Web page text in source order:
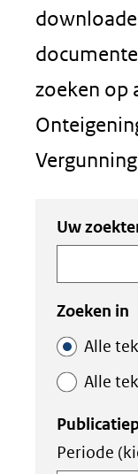
zoeken op
Zoeken
in
de
index
Zoeken
de
index
Uw
Zoeken in
Alle
Alle
Periode